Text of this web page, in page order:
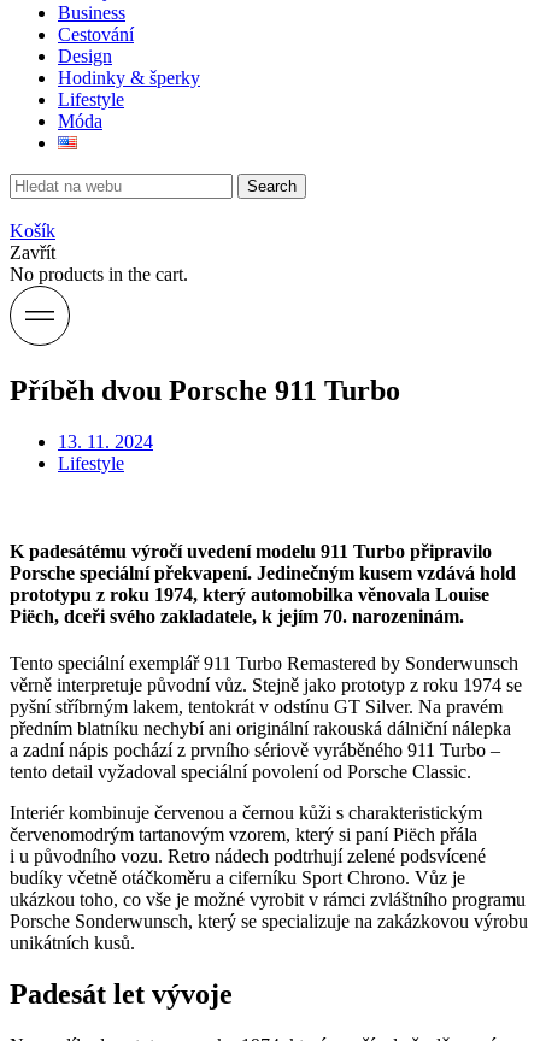
Business
Cestování
Design
Hodinky & šperky
Lifestyle
Móda
Search
Košík
Zavřít
No products in the cart.
Příběh dvou Porsche 911 Turbo
13. 11. 2024
Lifestyle
K padesátému výročí uvedení modelu 911 Turbo připravilo
Porsche speciální překvapení. Jedinečným kusem vzdává hold
prototypu z roku 1974, který automobilka věnovala Louise
Piëch, dceři svého zakladatele, k jejím 70. narozeninám.
Tento speciální exemplář 911 Turbo Remastered by Sonderwunsch
věrně interpretuje původní vůz. Stejně jako prototyp z roku 1974 se
pyšní stříbrným lakem, tentokrát v odstínu GT Silver. Na pravém
předním blatníku nechybí ani originální rakouská dálniční nálepka
a zadní nápis pochází z prvního sériově vyráběného 911 Turbo –
tento detail vyžadoval speciální povolení od Porsche Classic.
Interiér kombinuje červenou a černou kůži s charakteristickým
červenomodrým tartanovým vzorem, který si paní Piëch přála
i u původního vozu. Retro nádech podtrhují zelené podsvícené
budíky včetně otáčkoměru a ciferníku Sport Chrono. Vůz je
ukázkou toho, co vše je možné vyrobit v rámci zvláštního programu
Porsche Sonderwunsch, který se specializuje na zakázkovou výrobu
unikátních kusů.
Padesát let vývoje